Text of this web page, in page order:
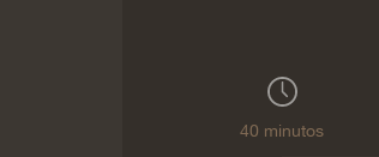
40 minutos